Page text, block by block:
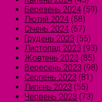
Березень 2024 (59)
Лютий 2024 (58)
Січень 2024 (57)
Грудень 2023 (55)
Листопад 2023 (93)
Жовтень 2023 (85)
Вересень 2023 (98)
Серпень 2023 (81)
Липень 2023 (55)
Червень 2023 (73)